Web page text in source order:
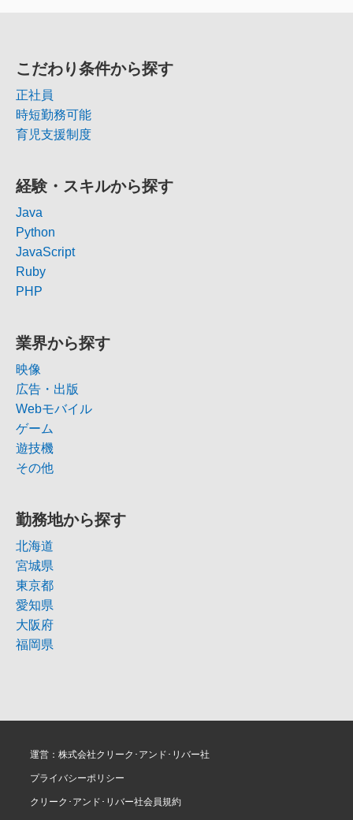
こだわり条件から探す
正社員
時短勤務可能
育児支援制度
経験・スキルから探す
Java
Python
JavaScript
Ruby
PHP
業界から探す
映像
広告・出版
Webモバイル
ゲーム
遊技機
その他
勤務地から探す
北海道
宮城県
東京都
愛知県
大阪府
福岡県
運営：株式会社クリーク･アンド･リバー社
プライバシーポリシー
クリーク･アンド･リバー社会員規約